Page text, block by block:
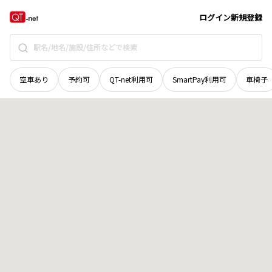
ログイン新規登録
空車あり 予約可 QT-net利用可 SmartPay利用可 車椅子
青森県